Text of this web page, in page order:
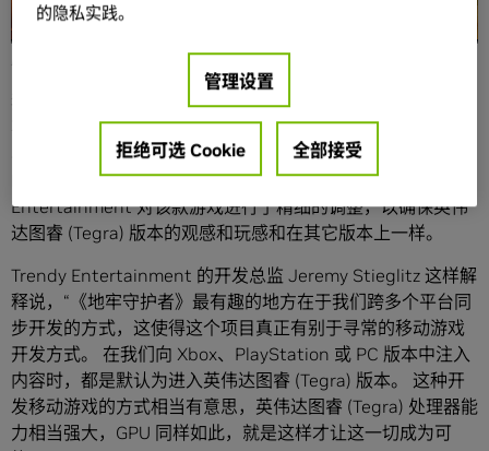
By John Gaudiosi (gamerlive.tv) – Tue, Feb 8, 2011
独立游戏开发商 Trendy Entertainment 推出的这款游戏，
不论玩家是从 PC、游戏机还是从英伟达图睿 (Tegra) 设备参
与游戏，都可以提供同样丰富的四玩家体验。 自从在
NVIDIA’s E3 展台初次展示这款游戏之后，Trendy
Entertainment 对该款游戏进行了精细的调整，以确保英伟
达图睿 (Tegra) 版本的观感和玩感和在其它版本上一样。
Trendy Entertainment 的开发总监 Jeremy Stieglitz 这样解
释说，“《地牢守护者》最有趣的地方在于我们跨多个平台同
步开发的方式，这使得这个项目真正有别于寻常的移动游戏
开发方式。 在我们向 Xbox、PlayStation 或 PC 版本中注入
内容时，都是默认为进入英伟达图睿 (Tegra) 版本。 这种开
发移动游戏的方式相当有意思，英伟达图睿 (Tegra) 处理器能
力相当强大，GPU 同样如此，就是这样才让这一切成为可
的隐私实践。
管理设置
拒绝可选 Cookie 全部接受